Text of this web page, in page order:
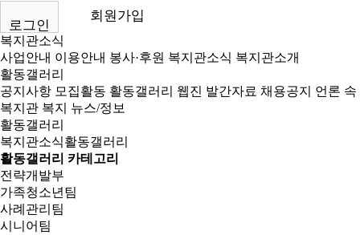
로그인
회원가입
복지관소식
사업안내 이용안내 봉사·후원 복지관소식 복지관소개
활동갤러리
공지사항 모집활동 활동갤러리 웹진 발간자료 채용공지
언론 속
복지관 복지 뉴스/정보
활동갤러리
복지관소식활동갤러리
활동갤러리 카테고리
전략개발부
가족청소년팀
사례관리팀
시니어팀